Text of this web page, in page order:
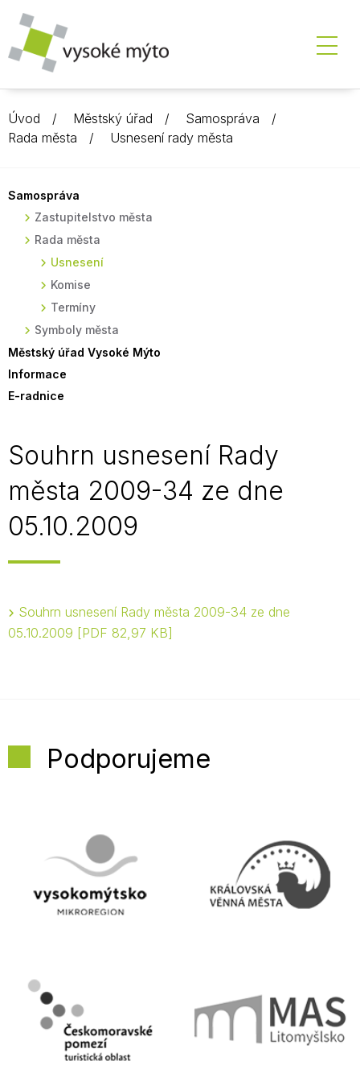
Úvod Městský úřad
Samospráva
Rada města
Usnesení rady města
Samospráva
Zastupitelstvo města
Rada města
Usnesení
Komise
Termíny
Symboly města
Městský úřad Vysoké Mýto
Informace
E-radnice
Souhrn usnesení Rady
města 2009-34 ze dne
05.10.2009
Souhrn usnesení Rady města 2009-34 ze dne
05.10.2009
PDF 82,97 KB
Podporujeme